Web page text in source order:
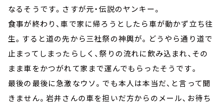
なるそうです。さすが元・伝説のヤンキー。
食事が終わり、車で家に帰ろうとしたら車が動かず立ち往
生。すると道の先から三社祭の神輿が。どうやら通り道で
止まってしまったらしく、祭りの流れに飲み込まれ、その
まま車をかつがれて家まで運んでもらったそうです。
最後の最後に急激なウソ。でも本人は本当だ、と言って聞
きません。岩井さんの車を担いだ方からのメール、お待ち